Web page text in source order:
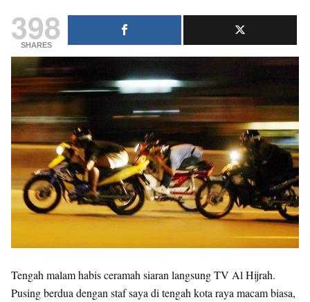
398
SHARES
Tengah malam habis ceramah siaran langsung TV Al Hijrah.
Pusing berdua dengan staf saya di tengah kota raya macam biasa,